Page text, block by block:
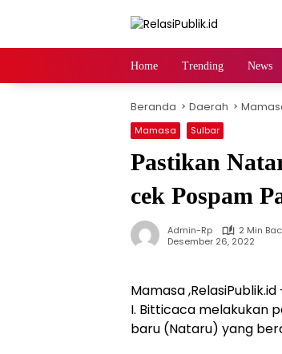
Home Trending News
Beranda Daerah
Mamasa Sulbar
Pastikan
cek Pospam
Admin-Rp
2 Min
Desember 26, 2022
Mamasa
I. Bitticaca melakukan
baru (Nataru) yang